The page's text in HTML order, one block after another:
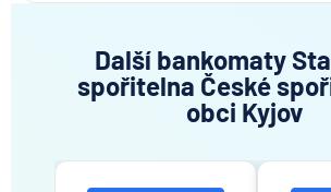
Další bankomaty
spořitelna České
obci Kyjov